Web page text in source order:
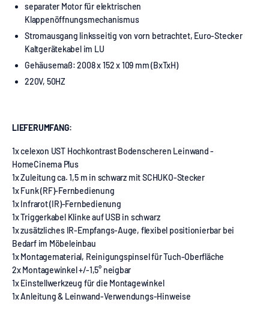
separater Motor für elektrischen
Klappenöffnungsmechanismus
Stromausgang linksseitig von vorn betrachtet, Euro-Stecker
Kaltgerätekabel im LU
Gehäusemaß: 2008 x 152 x 109 mm (BxTxH)
220V, 50HZ
LIEFERUMFANG:
1x celexon UST Hochkontrast Bodenscheren Leinwand -
HomeCinema Plus
1x Zuleitung ca. 1,5 m in schwarz mit SCHUKO-Stecker
1x Funk (RF)-Fernbedienung
1x Infrarot (IR)-Fernbedienung
1x Triggerkabel Klinke auf USB in schwarz
1x zusätzliches IR-Empfangs-Auge, flexibel positionierbar bei
Bedarf im Möbeleinbau
1x Montagematerial, Reinigungspinsel für Tuch-Oberfläche
2x Montagewinkel +/-1,5° neigbar
1x Einstellwerkzeug für die Montagewinkel
1x Anleitung & Leinwand-Verwendungs-Hinweise